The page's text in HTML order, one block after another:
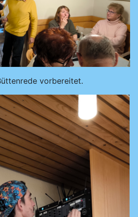
vorbereitet.